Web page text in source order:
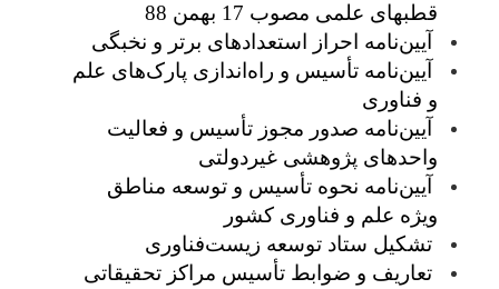
قطبهای علمی مصوب 17 بهمن 88
آیین‌نامه احراز استعدادهای برتر و نخبگی
آیین‌نامه تأسیس و راه‌اندازی پارک‌های علم
و فناوری
آیین‌نامه صدور مجوز تأسیس و فعالیت
واحدهای پژوهشی غیردولتی
آیین‌نامه نحوه تأسیس و توسعه مناطق
ویژه علم و فناوری کشور
تشکیل ستاد توسعه زیست‌فناوری
تعاریف و ضوابط تأسیس مراکز تحقیقاتی